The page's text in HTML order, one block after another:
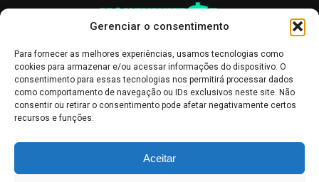
Gerenciar o consentimento
Para fornecer as melhores experiências, usamos tecnologias como
cookies para armazenar e/ou acessar informações do dispositivo. O
consentimento para essas tecnologias nos permitirá processar dados
como comportamento de navegação ou IDs exclusivos neste site. Não
consentir ou retirar o consentimento pode afetar negativamente certos
recursos e funções.
Aceitar
informativo, servindo como boletins de divulgação, e não devem ser
interpretadas como recomendações de investimento.Leia mais